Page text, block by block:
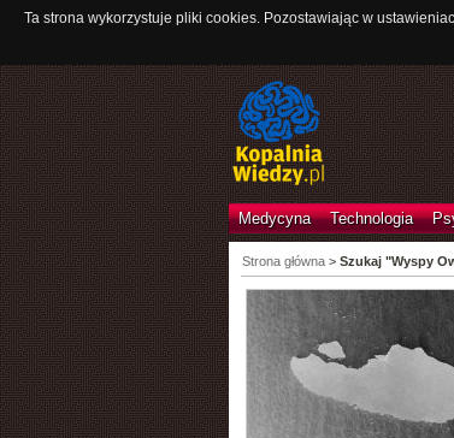
Ta strona wykorzystuje pliki cookies. Pozostawiając w
Medycyna Technologia
Strona główna> Szukaj "Wyspy